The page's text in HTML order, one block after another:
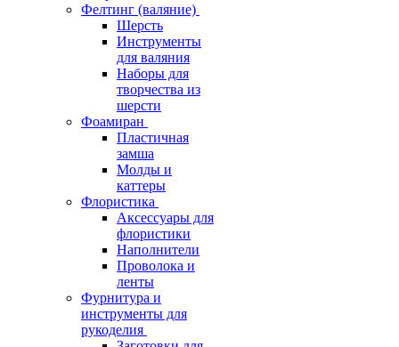
Фелтинг (валяние)
Шерсть
Инструменты
для валяния
Наборы для
творчества из
шерсти
Фоамиран
Пластичная
замша
Молды и
каттеры
Флористика
Аксессуары для
флористики
Наполнители
Проволока и
ленты
Фурнитура и
инструменты для
рукоделия